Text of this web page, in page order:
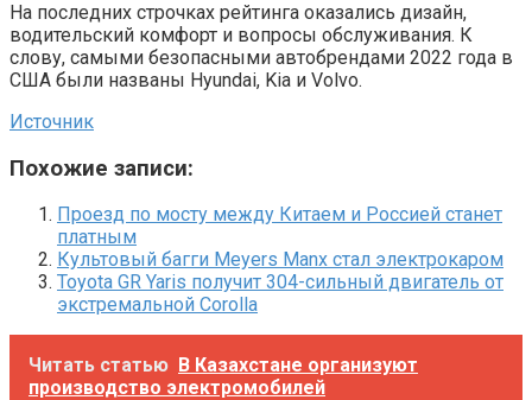
На последних строчках рейтинга оказались дизайн,
водительский комфорт и вопросы обслуживания. К
слову, самыми безопасными автобрендами 2022 года в
США были названы Hyundai, Kia и Volvo.
Источник
Похожие записи:
Проезд по мосту между Китаем и Россией станет
платным
Культовый багги Meyers Manx стал электрокаром
Toyota GR Yaris получит 304-сильный двигатель от
экстремальной Corolla
Читать статью В Казахстане организуют
производство электромобилей